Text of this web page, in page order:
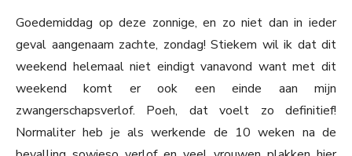
Goedemiddag op deze zonnige, en zo niet dan in ieder
geval aangenaam zachte, zondag! Stiekem wil ik dat dit
weekend helemaal niet eindigt vanavond want met dit
weekend komt er ook een einde aan mijn
zwangerschapsverlof. Poeh, dat voelt zo definitief!
Normaliter heb je als werkende de 10 weken na de